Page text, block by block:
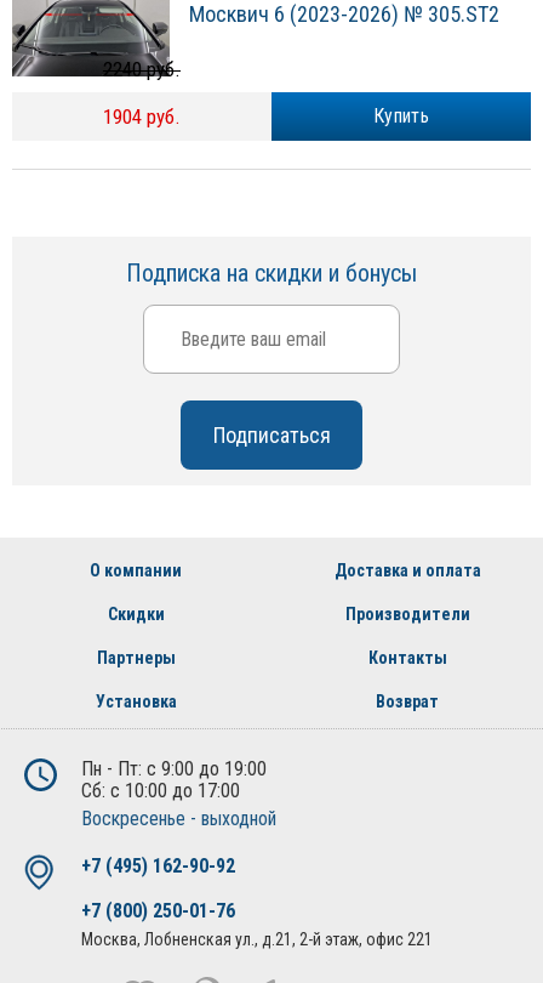
Москвич 6 (2023-2026) № 305.ST2
Купить
2240 руб.
1904 руб.
Подписка на скидки и бонусы
О компании Доставка и оплата
Скидки Производители
Партнеры Контакты
Установка Возврат
Пн - Пт: с 9:00 до 19:00
Сб: с 10:00 до 17:00
Воскресенье - выходной
+7 (495) 162-90-92
+7 (800) 250-01-76
Москва, Лобненская ул., д.21, 2-й этаж, офис 221